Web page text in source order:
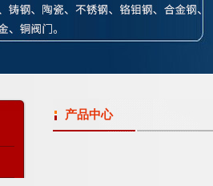
产品中心